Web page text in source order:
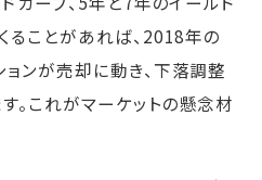
ることがあれば、2018年の
ンが売却に動き、下落調整
。これがマーケットの懸念材